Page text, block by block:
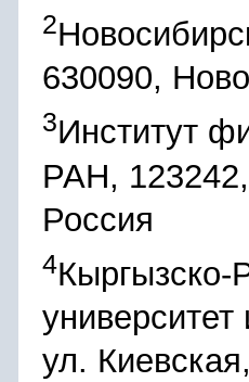
2
630090,
3Институт
РАН,
Россия
4Кыргызско-
ул.